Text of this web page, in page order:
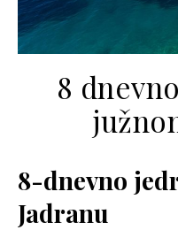
8
8-dnevno
Jadranu